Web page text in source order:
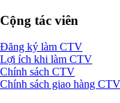
Cộng tác viên
Đăng ký làm CTV
Lợi ích khi làm CTV
Chính sách CTV
Chính sách giao hàng CTV